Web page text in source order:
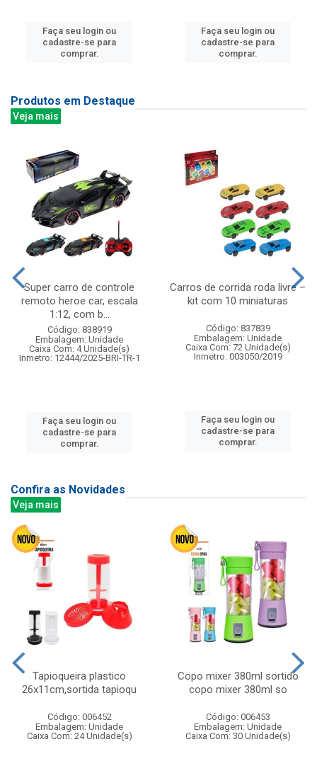
Faça seu login ou
cadastre-se para
comprar.
Faça seu login ou
cadastre-se para
comprar.
Produtos em Destaque
Veja mais
Super carro de controle
remoto heroe car, escala
1:12, com b...
Código: 838919
Embalagem: Unidade
Caixa Com: 4 Unidade(s)
Inmetro: 12444/2025-BRI-TR-1
Faça seu login ou
cadastre-se para
comprar.
Carros de corrida roda livre –
kit com 10 miniaturas
Código: 837839
Embalagem: Unidade
Caixa Com: 72 Unidade(s)
Inmetro: 003050/2019
Faça seu login ou
cadastre-se para
comprar.
Confira as Novidades
Veja mais
Tapioqueira plastico
26x11cm,sortida tapioqu
Código: 006452
Embalagem: Unidade
Caixa Com: 24 Unidade(s)
Copo mixer 380ml sortido
copo mixer 380ml so
Código: 006453
Embalagem: Unidade
Caixa Com: 30 Unidade(s)